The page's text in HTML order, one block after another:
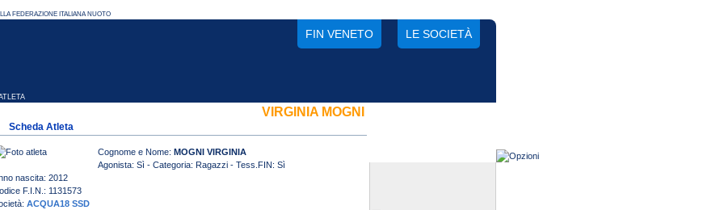
FIN VENETO LE SOCIETÀ
VIRGINIA MOGNI
Scheda Atleta
Cognome e Nome: MOGNI VIRGINIA
Agonista: Sì - Categoria: Ragazzi - Tess.FIN: Sì
nascita: 2012
F.I.N.: 1131573
ACQUA18 SSD